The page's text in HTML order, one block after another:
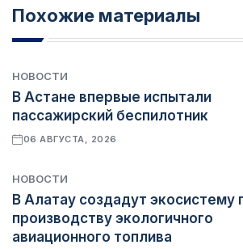
Похожие материалы
НОВОСТИ
В Астане впервые испытали
пассажирский беспилотник
06 АВГУСТА, 2026
НОВОСТИ
В Алатау создадут экосистему
производству экологичного
авиационного топлива